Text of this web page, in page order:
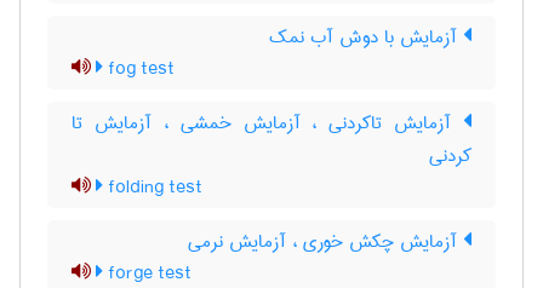
آزمایش با دوش آب نمک
fog test
آزمایش تاکردنی ، آزمایش خمشی ، آزمایش تا
کردنی
folding test
آزمایش چکش خوری ، آزمایش نرمی
forge test